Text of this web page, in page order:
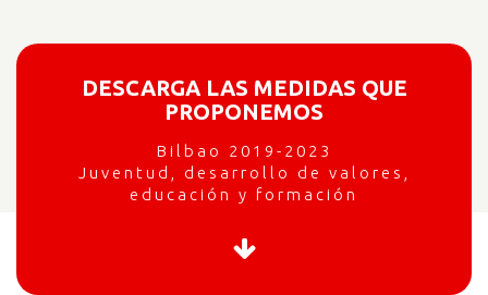
DESCARGA LAS MEDIDAS QUE
PROPONEMOS
Bilbao 2019-2023
Juventud, desarrollo de valores,
educación y formación